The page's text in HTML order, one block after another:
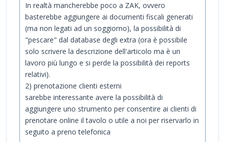
In realtà mancherebbe poco a ZAK, ovvero
basterebbe aggiungere ai documenti fiscali generati
(ma non legati ad un soggiorno), la possibilità di
"pescare" dal database degli extra (ora è possibile
solo scrivere la descrizione dell'articolo ma è un
lavoro più lungo e si perde la possibilità dei reports
relativi).
2) prenotazione clienti esterni
sarebbe interessante avere la possibilità di
aggiungere uno strumento per consentire ai clienti di
prenotare online il tavolo o utile a noi per riservarlo in
seguito a preno telefonica